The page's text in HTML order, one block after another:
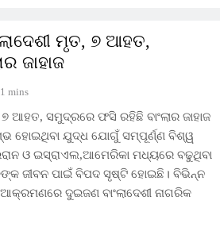
ମୃତ, ୭ ଆହତ,
ଜାହାଜ
1 mins
ଆହତ, ସମୁଦ୍ରରେ ଫସି ରହିଛି ବାଂଲାର ଜାହାଜ
ହୋଇଥିବା ଯୁଦ୍ଧ ଯୋଗୁଁ ସମ୍ପୂର୍ଣ୍ଣ ବିଶ୍ୱ
ଓ ଇସ୍ରାଏଲ,ଆମେରିକା ମଧ୍ୟରେ ବଢୁଥିବା
ଜୀବନ ପାଇଁ ବିପଦ ସୃଷ୍ଟି ହୋଇଛି। ବିଭିନ୍ନ
ଦୁଇଜଣ ବାଂଲାଦେଶୀ ନାଗରିକ